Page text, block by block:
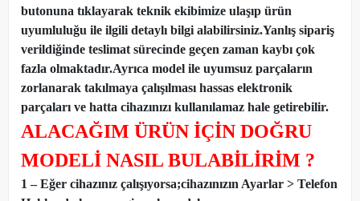
butonuna tıklayarak teknik ekibimize ulaşıp ürün
uyumluluğu ile ilgili detaylı bilgi alabilirsiniz.Yanlış sipariş
verildiğinde teslimat sürecinde geçen zaman kaybı çok
fazla olmaktadır.Ayrıca model ile uyumsuz parçaların
zorlanarak takılmaya çalışılması hassas elektronik
parçaları ve hatta cihazınızı kullanılamaz hale getirebilir.
ALACAĞIM ÜRÜN İÇİN DOĞRU
MODELİ NASIL BULABİLİRİM ?
1 – Eğer cihazınız çalışıyorsa;cihazınızın Ayarlar > Telefon